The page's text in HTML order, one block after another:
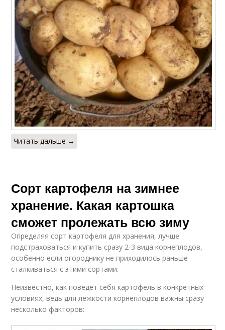
Читать дальше →
Сорт картофеля на зимнее
хранение. Какая картошка
сможет пролежать всю зиму
Определяя сорт картофеля для хранения, лучше
подстраховаться и купить сразу 2-3 вида корнеплодов,
особенно если огороднику не приходилось раньше
сталкиваться с этими сортами.
Неизвестно, как поведет себя картофель в конкретных
условиях, ведь для лежкости корнеплодов важны сразу
несколько факторов: